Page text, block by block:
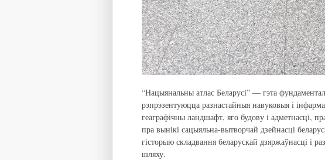
“Нацыянальны атлас Беларусі” — гэта
рэпрэзентуюцца разнастайныя навуковыя і
геаграфічны ландшафт, яго будову і адметнасці,
пра вынікі сацыяльна-вытворчай дзейнасці
гісторыю складвання беларускай дзяржаўнасці і
шляху.